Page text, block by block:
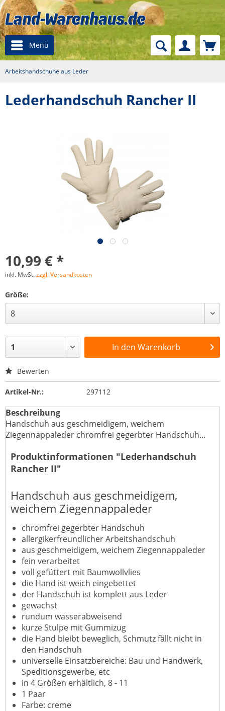
Menü
Arbeitshandschuhe aus Leder
Lederhandschuh Rancher II
10,99 € *
inkl. MwSt.zzgl. Versandkosten
Größe:
In den Warenkorb
Bewerten
Artikel-Nr.: 297112
Beschreibung
Handschuh aus geschmeidigem, weichem
Ziegennappaleder chromfrei gegerbter Handschuh...
Produktinformationen "Lederhandschuh
Rancher II"
Handschuh aus geschmeidigem,
weichem Ziegennappaleder
chromfrei gegerbter Handschuh
allergikerfreundlicher Arbeitshandschuh
aus geschmeidigem, weichem Ziegennappaleder
fein verarbeitet
voll gefüttert mit Baumwollvlies
die Hand ist weich eingebettet
der Handschuh ist komplett aus Leder
gewachst
rundum wasserabweisend
kurze Stulpe mit Gummizug
die Hand bleibt beweglich, Schmutz fällt nicht in
den Handschuh
universelle Einsatzbereiche: Bau und Handwerk,
Speditionsgewerbe, etc
in 4 Größen erhältlich, 8 - 11
1 Paar
Farbe: creme